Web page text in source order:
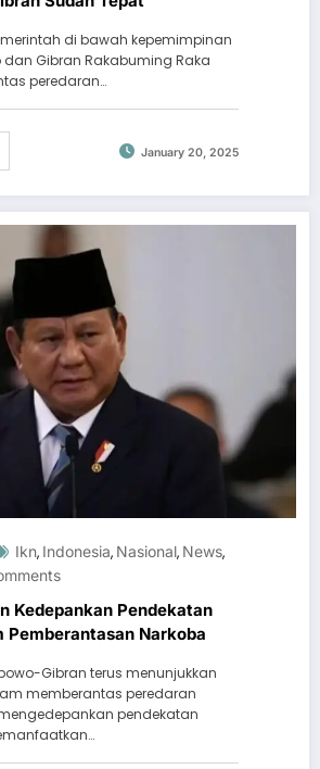
di bawah kepemimpinan
dan Gibran Rakabuming Raka
peredaran…
January 20, 2025
Ikn, Indonesia, Nasional, News,
Kedepankan Pendekatan
Pemberantasan Narkoba
Gibran terus menunjukkan
memberantas peredaran
pendekatan